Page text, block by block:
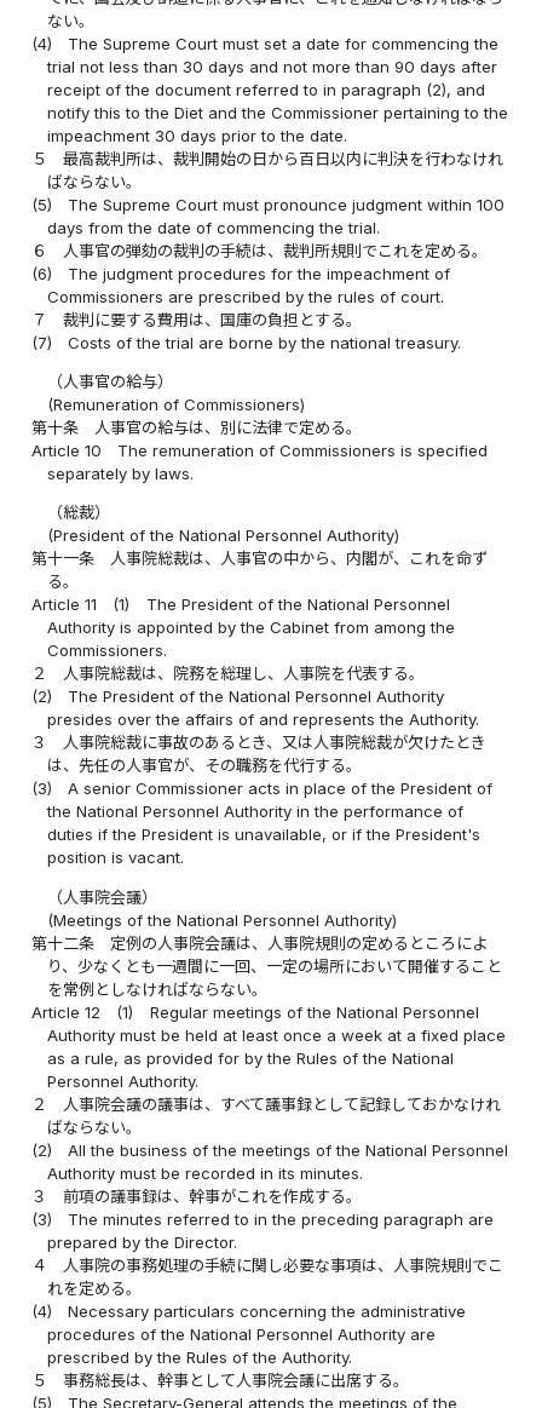
ない。
(4)
The Supreme Court must set a date for commencing the
trial not less than 30 days and not more than 90 days after
receipt of the document referred to in paragraph (2), and
notify this to the Diet and the Commissioner pertaining to the
impeachment 30 days prior to the date.
５
最高裁判所は、裁判開始の日から百日以内に判決を行わなけれ
ばならない。
(5)
The Supreme Court must pronounce judgment within 100
days from the date of commencing the trial.
６
人事官の弾劾の裁判の手続は、裁判所規則でこれを定める。
(6)
The judgment procedures for the impeachment of
Commissioners are prescribed by the rules of court.
７
裁判に要する費用は、国庫の負担とする。
(7)
Costs of the trial are borne by the national treasury.
（人事官の給与）
(Remuneration of Commissioners)
第十条
人事官の給与は、別に法律で定める。
Article 10
The remuneration of Commissioners is specified
separately by laws.
（総裁）
(President of the National Personnel Authority)
第十一条
人事院総裁は、人事官の中から、内閣が、これを命ず
る。
Article 11
(1)
The President of the National Personnel
Authority is appointed by the Cabinet from among the
Commissioners.
２
人事院総裁は、院務を総理し、人事院を代表する。
(2)
The President of the National Personnel Authority
presides over the affairs of and represents the Authority.
３
人事院総裁に事故のあるとき、又は人事院総裁が欠けたとき
は、先任の人事官が、その職務を代行する。
(3)
A senior Commissioner acts in place of the President of
the National Personnel Authority in the performance of
duties if the President is unavailable, or if the President's
position is vacant.
（人事院会議）
(Meetings of the National Personnel Authority)
第十二条
定例の人事院会議は、人事院規則の定めるところによ
り、少なくとも一週間に一回、一定の場所において開催すること
を常例としなければならない。
Article 12
(1)
Regular meetings of the National Personnel
Authority must be held at least once a week at a fixed place
as a rule, as provided for by the Rules of the National
Personnel Authority.
２
人事院会議の議事は、すべて議事録として記録しておかなけれ
ばならない。
(2)
All the business of the meetings of the National Personnel
Authority must be recorded in its minutes.
３
前項の議事録は、幹事がこれを作成する。
(3)
The minutes referred to in the preceding paragraph are
prepared by the Director.
４
人事院の事務処理の手続に関し必要な事項は、人事院規則でこ
れを定める。
(4)
Necessary particulars concerning the administrative
procedures of the National Personnel Authority are
prescribed by the Rules of the Authority.
５
事務総長は、幹事として人事院会議に出席する。
(5)
The Secretary-General attends the meetings of the